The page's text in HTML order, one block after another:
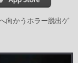
向かうホラー脱出ゲ